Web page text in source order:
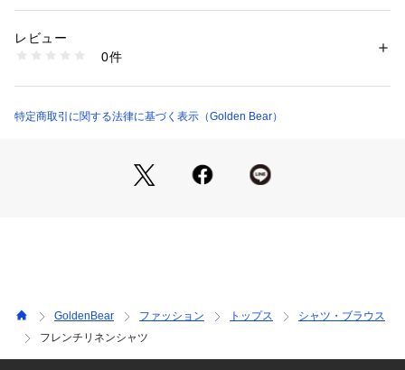
素材：麻 100％
商品番号：
314U4230 （ショップ）
レビュー
0件
特定商取引に関する法律に基づく表示（Golden Bear）
GoldenBear ファッション トップス
シャツ・ブラウス
フレンチリネンシャツ